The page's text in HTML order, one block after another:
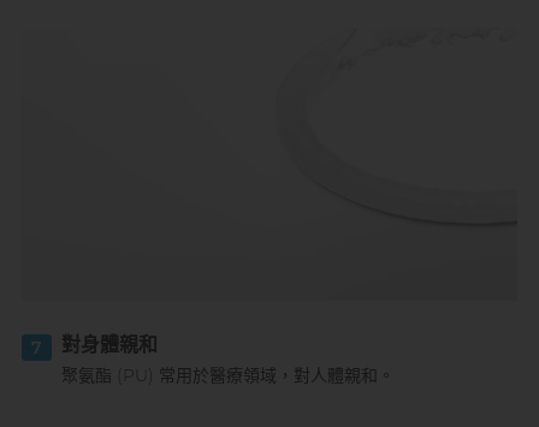
7 對身體親和
聚氨酯 (PU) 常用於醫療領域，對人體親和。